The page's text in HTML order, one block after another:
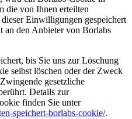
die von Ihnen erteilten
Einwilligungen gespeichert
an den Anbieter von Borlabs
bis Sie uns zur Löschung
selbst löschen oder der Zweck
gesetzliche
Details zur
finden Sie unter
speichert-borlabs-cookie/.